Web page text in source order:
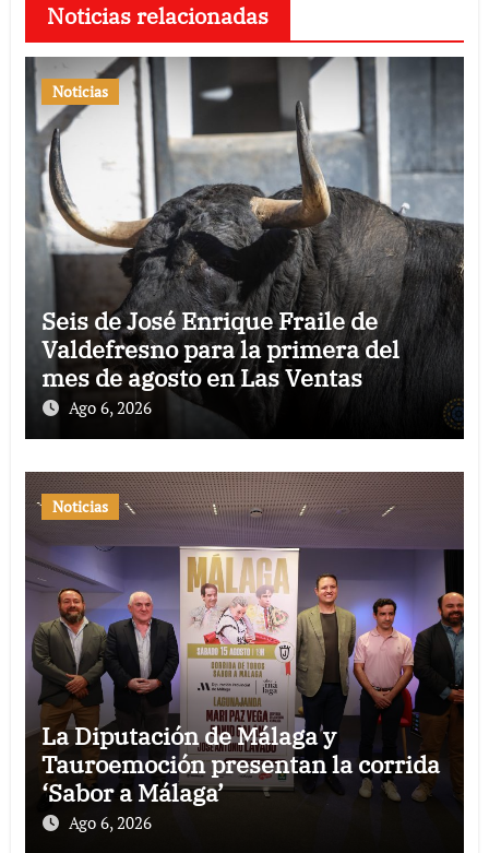
Noticias relacionadas
Noticias
Seis de José Enrique Fraile de
Valdefresno para la primera del
mes de agosto en Las Ventas
Ago 6, 2026
Noticias
La Diputación de Málaga y
Tauroemoción presentan la corrida
‘Sabor a Málaga’
Ago 6, 2026